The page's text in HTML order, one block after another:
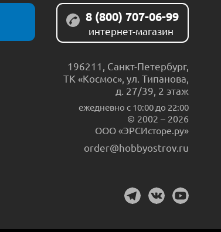
8 (800) 707-06-99
интернет-магазин
196211 Санкт-Петербург,
ТК «Космос», ул. Типанова,
д. 27/39, 2 этаж
ежедневно c 10:00 до 22:00
© 2002 – 2026
ООО «ЭРСИсторе.ру»
order@hobbyostrov.ru